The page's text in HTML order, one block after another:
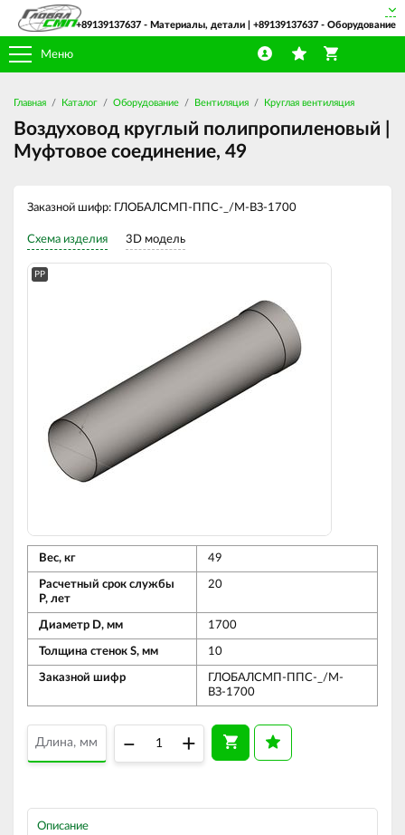
Меню
+89139137637 - Материалы, детали | +89139137637 - Оборудование
Главная Каталог Оборудование Вентиляция Круглая вентиляция
Воздуховод круглый полипропиленовый |
Муфтовое соединение, 49
Заказной шифр: ГЛОБАЛСМП-ППС-_/М-ВЗ-1700
Схема изделия 3D модель
PP
Вес, кг 49
Расчетный срок службы
Р, лет
20
Диаметр D, мм 1700
Толщина стенок S, мм 10
Заказной шифр
ГЛОБАЛСМП-ППС-_/М-
ВЗ-1700
– +
Описание